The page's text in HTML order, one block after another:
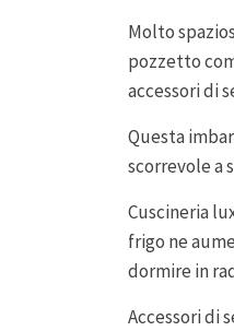
Molto
pozzetto
accessori di
Questa
scorrevole a
Cuscineria
frigo ne
dormire in
Accessori di